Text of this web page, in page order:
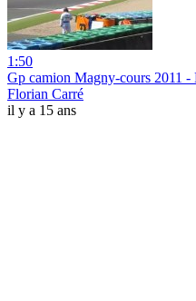
1:50
Gp camion Magny-cours 2011 -
Florian Carré
il y a 15 ans